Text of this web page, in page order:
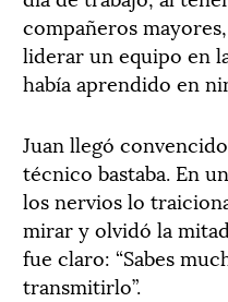
compañeros
liderar un equipo en
había aprendido en
Juan llegó
técnico bastaba. En
los nervios lo
mirar y olvidó la
fue claro: “Sabes
transmitirlo”.